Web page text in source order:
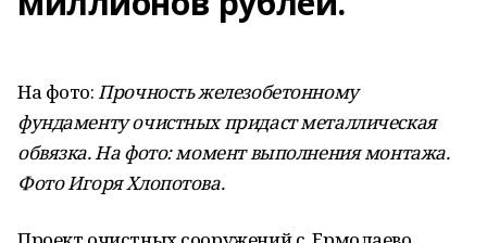
На фото:Прочность железобетонному
фундаменту очистных придаст металлическая
обвязка. На фото: момент выполнения монтажа.
Фото Игоря Хлопотова.